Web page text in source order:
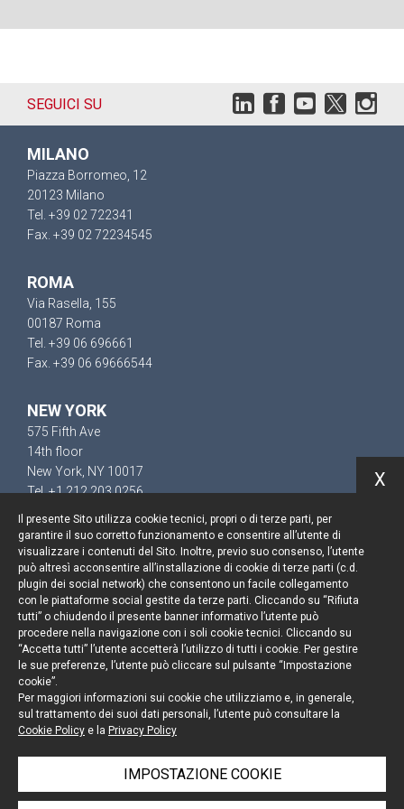
SEGUICI SU
MILANO
Piazza Borromeo, 12
20123 Milano
Tel. +39 02 722341
Fax. +39 02 72234545
ROMA
Via Rasella, 155
00187 Roma
Tel. +39 06 696661
Fax. +39 06 69666544
NEW YORK
575 Fifth Ave
14th floor
New York, NY 10017
Tel. +1 212 203 0256
Resta aggiornato
Cookie policy
Informativa privacy
Note legali
Credits
Il presente Sito utilizza cookie tecnici, propri o di terze parti, per
garantire il suo corretto funzionamento e consentire all’utente di
visualizzare i contenuti del Sito. Inoltre, previo suo consenso, l’utente
può altresì acconsentire all’installazione di cookie di terze parti (c.d.
plugin dei social network) che consentono un facile collegamento
con le piattaforme social gestite da terze parti. Cliccando su “Rifiuta
tutti” o chiudendo il presente banner informativo l’utente può
procedere nella navigazione con i soli cookie tecnici. Cliccando su
“Accetta tutti” l’utente accetterà l’utilizzo di tutti i cookie. Per gestire
le sue preferenze, l’utente può cliccare sul pulsante “Impostazione
cookie”.
Per maggiori informazioni sui cookie che utilizziamo e, in generale,
sul trattamento dei suoi dati personali, l’utente può consultare la
Cookie Policy e la Privacy Policy
IMPOSTAZIONE COOKIE
X